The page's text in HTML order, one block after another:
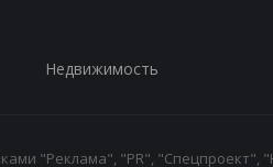
Недвижимость
"Реклама", "PR", "Спецпроект",